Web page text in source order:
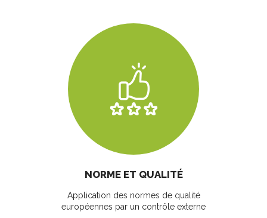
NORME ET QUALITÉ
Application des normes de qualité
européennes par un contrôle externe